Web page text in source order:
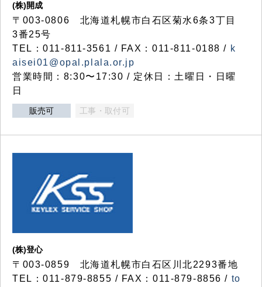
(株)開成
〒003-0806 北海道札幌市白石区菊水6条3丁目
3番25号
TEL：011-811-3561 / FAX：011-811-0188 / k
aisei01@opal.plala.or.jp
営業時間：8:30〜17:30 / 定休日：土曜日・日曜
日
販売可 工事・取付可
(株)登心
〒003-0859 北海道札幌市白石区川北2293番地
TEL：011-879-8855 / FAX：011-879-8856 / to